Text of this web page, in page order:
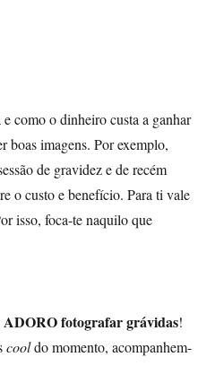
como o dinheiro custa a ganhar
boas imagens. Por exemplo,
de gravidez e de recém
o custo e benefício. Para ti vale
isso, foca-te naquilo que
ADORO fotografar grávidas!
cooldo momento, acompanhem-